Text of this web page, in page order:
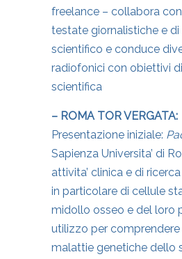
freelance – collabora
testate giornalistiche e
scientifico e conduce
radiofonici con obiettivi
scientifica
– ROMA TOR VERGATA:
Presentazione iniziale:
Sapienza Universita’ di
attivita’ clinica e di
in particolare di cellule
midollo osseo e del loro
utilizzo per comprendere
malattie genetiche dello